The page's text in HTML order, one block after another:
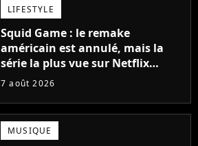
LIFESTYLE
Squid Game : le remake
américain est annulé, mais la
série la plus vue sur Netflix
pourrait avoir une version
7 août 2026
MUSIQUE